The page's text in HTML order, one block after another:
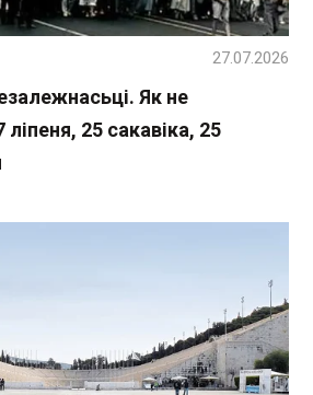
Як не
25 сакавіка, 25
27.07.2026